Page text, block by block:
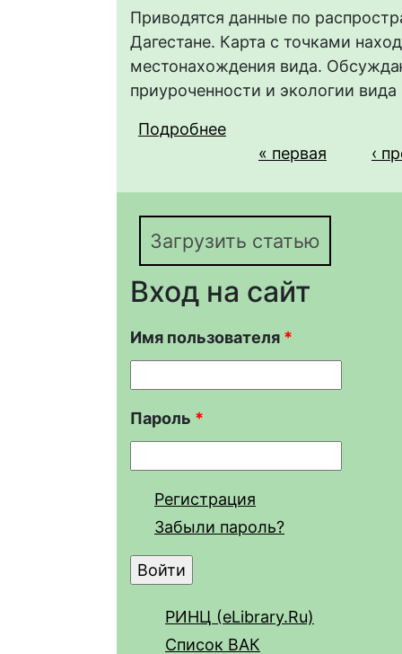
Приводятся данные по
Дагестане. Карта с точками
местонахождения вида.
приуроченности и экологии вида
Подробнее
austriaca austriaca
Страницы« первая ‹
Загрузить статью
Вход на сайт
Имя пользователя *
Пароль *
Регистрация
Забыли пароль?
РИНЦ (eLibrary.Ru)
Список ВАК